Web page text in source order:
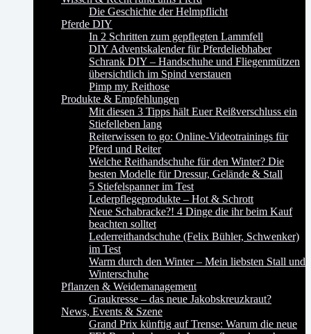
Die Geschichte der Helmpflicht
Pferde DIY
In 2 Schritten zum gepflegten Lammfell
DIY Adventskalender für Pferdeliebhaber
Schrank DIY – Handschuhe und Fliegenmützen
übersichtlich im Spind verstauen
Pimp my Reithose
Produkte & Empfehlungen
Mit diesen 3 Tipps hält Euer Reißverschluss ein
Stiefelleben lang
Reiterwissen to go: Online-Videotrainings für
Pferd und Reiter
Welche Reithandschuhe für den Winter? Die
besten Modelle für Dressur, Gelände & Stall
5 Stiefelspanner im Test
Lederpflegeprodukte – Hot & Schrott
Neue Schabracke?! 4 Dinge die ihr beim Kauf
beachten solltet
Lederreithandschuhe (Felix Bühler, Schwenker)
im Test
Warm durch den Winter – Mein liebsten Stall und
Winterschuhe
Pflanzen & Weidemanagement
Graukresse – das neue Jakobskreuzkraut?
News, Events & Szene
Grand Prix künftig auf Trense: Warum die neue